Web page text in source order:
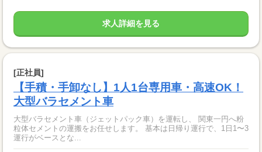
求人詳細を見る
[正社員]
【手積・手卸なし】1人1台専用車・高速OK！
大型バラセメント車
大型バラセメント車（ジェットパック車）を運転し、 関東一円へ粉
粒体セメントの運搬をお任せします。 基本は日帰り運行で、1日1〜3
運行がベースとな...